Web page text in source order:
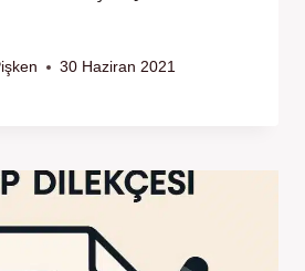
30 Haziran 2021